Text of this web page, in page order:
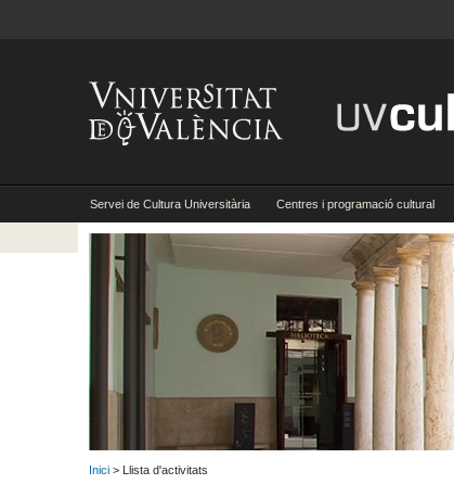
Servei de Cultura Universitària Centres i programació cultural
Inici > Llista d'activitats